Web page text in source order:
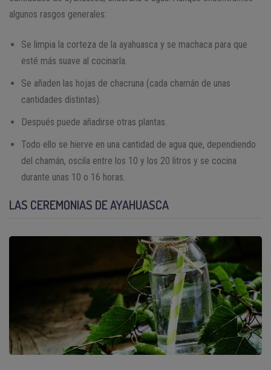
algunos rasgos generales:
Se limpia la corteza de la ayahuasca y se machaca para que
esté más suave al cocinarla.
Se añaden las hojas de chacruna (cada chamán de unas
cantidades distintas).
Después puede añadirse otras plantas.
Todo ello se hierve en una cantidad de agua que, dependiendo
del chamán, oscila entre los 10 y los 20 litros y se cocina
durante unas 10 o 16 horas.
LAS CEREMONIAS DE AYAHUASCA